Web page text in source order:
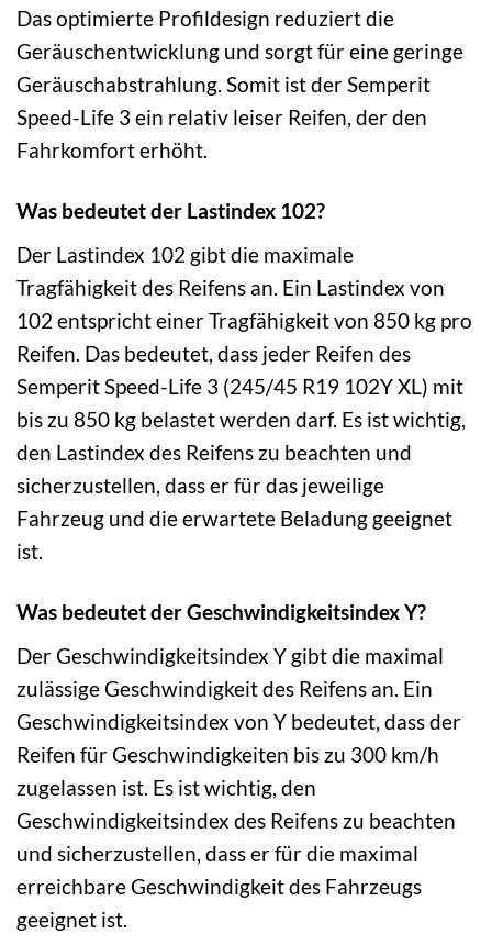
Das optimierte Profildesign reduziert die
Geräuschentwicklung und sorgt für eine geringe
Geräuschabstrahlung. Somit ist der Semperit
Speed-Life 3 ein relativ leiser Reifen, der den
Fahrkomfort erhöht.
Was bedeutet der Lastindex 102?
Der Lastindex 102 gibt die maximale
Tragfähigkeit des Reifens an. Ein Lastindex von
102 entspricht einer Tragfähigkeit von 850 kg pro
Reifen. Das bedeutet, dass jeder Reifen des
Semperit Speed-Life 3 (245/45 R19 102Y XL) mit
bis zu 850 kg belastet werden darf. Es ist wichtig,
den Lastindex des Reifens zu beachten und
sicherzustellen, dass er für das jeweilige
Fahrzeug und die erwartete Beladung geeignet
ist.
Was bedeutet der Geschwindigkeitsindex Y?
Der Geschwindigkeitsindex Y gibt die maximal
zulässige Geschwindigkeit des Reifens an. Ein
Geschwindigkeitsindex von Y bedeutet, dass der
Reifen für Geschwindigkeiten bis zu 300 km/h
zugelassen ist. Es ist wichtig, den
Geschwindigkeitsindex des Reifens zu beachten
und sicherzustellen, dass er für die maximal
erreichbare Geschwindigkeit des Fahrzeugs
geeignet ist.